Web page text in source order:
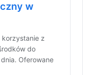
w
korzystanie z
do
Oferowane